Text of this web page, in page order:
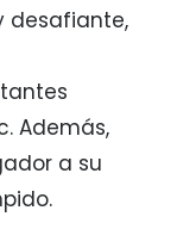
desafiante,
Además,
a su